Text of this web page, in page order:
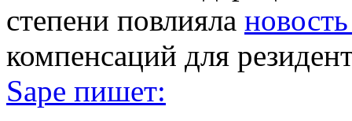
степени повлияла
компенсаций для
Sape пишет: